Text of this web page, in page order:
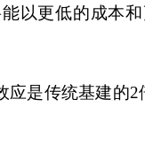
以更低的成本
是传统基建的2